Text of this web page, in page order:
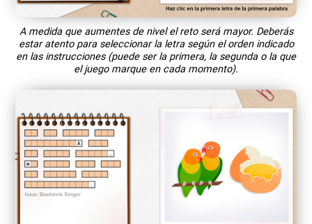
A medida que aumentes de nivel el reto será mayor. Deberás
estar atento para seleccionar la letra según el orden indicado
en las instrucciones (puede ser la primera, la segunda o la que
el juego marque en cada momento).